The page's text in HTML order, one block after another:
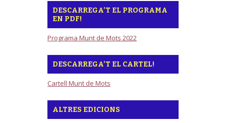
DESCARREGA’T EL PROGRAMA
EN PDF!
Programa Munt de Mots 2022
DESCARREGA’T EL CARTEL!
Cartell Munt de Mots
ALTRES EDICIONS